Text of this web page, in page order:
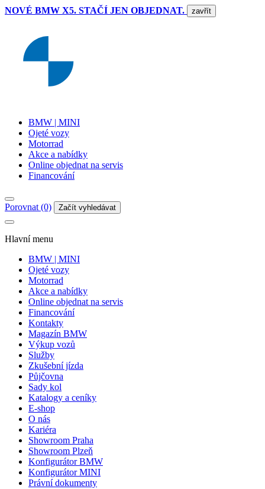
NOVÉ BMW X5. STAČÍ JEN OBJEDNAT. zavřít
BMW | MINI
Ojeté vozy
Motorrad
Akce a nabídky
Online objednat na servis
Financování
Porovnat (0) Začít vyhledávat
Hlavní menu
BMW | MINI
Ojeté vozy
Motorrad
Akce a nabídky
Online objednat na servis
Financování
Kontakty
Magazín BMW
Výkup vozů
Služby
Zkušební jízda
Půjčovna
Sady kol
Katalogy a ceníky
E-shop
O nás
Kariéra
Showroom Praha
Showroom Plzeň
Konfigurátor BMW
Konfigurátor MINI
Právní dokumenty